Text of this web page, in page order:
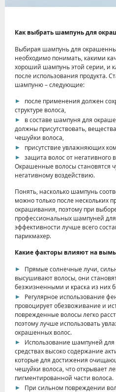
Как выбрать шампунь для
Выбирая шампунь для
необходимо понимать, какими
хороший шампунь этой серии, и
после использования продукта.
шампуню – следующие:
после применения должен
структуре волоса,
в составе шампуня для
должны присутствовать,
чешуйки волоса,
присутствие увлажняющих
защита волос от негативного
Окрашенные волосы становятся
негативному воздействию.
Понять, насколько шампунь
можно только после нескольких
окрашивания, поэтому при
профессиональных шампуней
эффективности лучше всего
парикмахер.
Какие факторы влияют на
Прямые солнечные лучи,
высушивают волосы, они
безжизненными и краска из них
Регулярное использование
провоцирует обезвоживание и
поврежденные волосы легко
поэтому лучше использовать
окрашенных волос.
Использование шампуней для
средствах высоко содержание
которые для достижения
чешуйки волоса, что открывает
пигментированной части волоса.
При сильном повреждении